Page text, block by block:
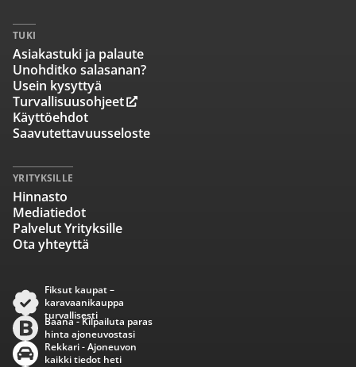
TUKI
Asiakastuki ja palaute
Unohditko salasanan?
Usein kysyttyä
Turvallisuusohjeet
Käyttöehdot
Saavutettavuusseloste
YRITYKSILLE
Hinnasto
Mediatiedot
Palvelut Yrityksille
Ota yhteyttä
Fiksut kaupat –
karavaanikauppa
turvallisesti
Baana - Kilpailuta paras
hinta ajoneuvostasi
Rekkari - Ajoneuvon
kaikki tiedot heti